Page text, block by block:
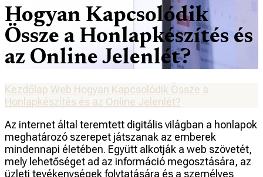
Hogyan Kapcsolódik
Össze a Honlapkészítés és
az Online Jelenlét?
Kezdőlap Web Hogyan Kapcsolódik Össze a
Honlapkészítés és az Online Jelenlét?
Az internet által teremtett digitális világban a honlapok
meghatározó szerepet játszanak az emberek
mindennapi életében. Együtt alkotják a web szövetét,
mely lehetőséget ad az információ megosztására, az
üzleti tevékenységek folytatására és a személyes